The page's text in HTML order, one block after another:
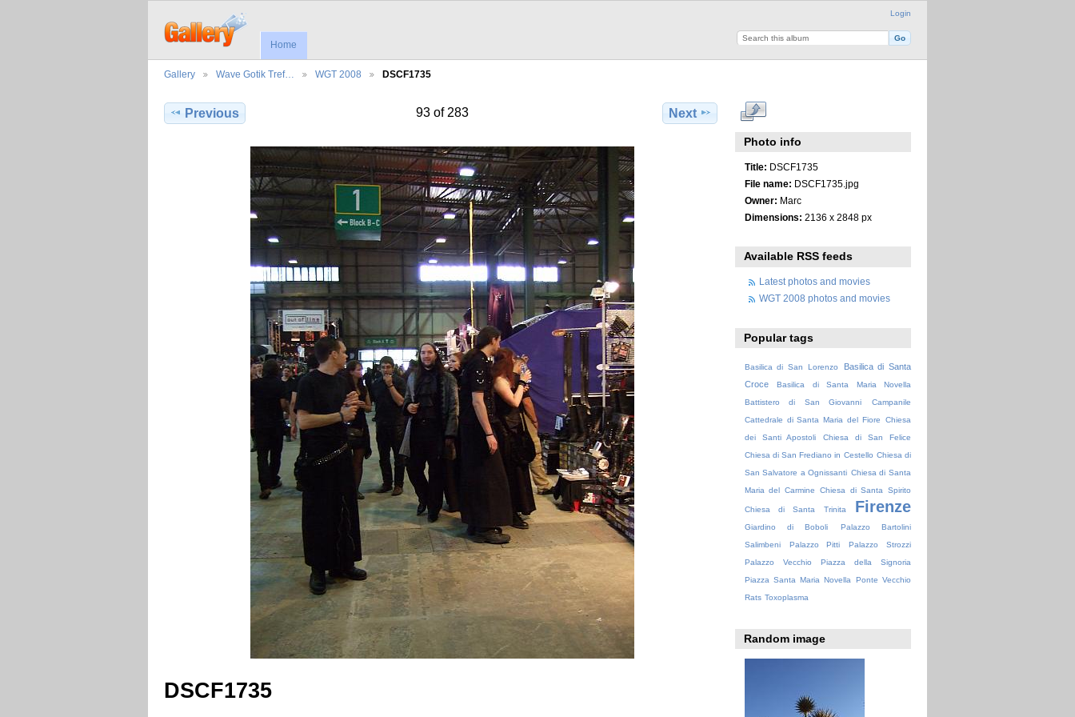
Login
Home
Gallery Wave Gotik Tref… WGT 2008 DSCF1735
Previous 93 of 283 Next
DSCF1735
Photo info
Title: DSCF1735
File name: DSCF1735.jpg
Owner: Marc
Dimensions: 2136 x 2848 px
Available RSS feeds
Latest photos and movies
WGT 2008 photos and movies
Popular tags
Basilica di San Lorenzo
Basilica di Santa
Croce
Basilica di Santa Maria Novella
Battistero di San Giovanni
Campanile
Cattedrale di Santa Maria del Fiore
Chiesa
dei Santi Apostoli
Chiesa di San Felice
Chiesa di San Frediano in Cestello Chiesa di
San Salvatore a Ognissanti Chiesa di Santa
Maria del Carmine
Chiesa di Santa Spirito
Chiesa di Santa Trinita Firenze
Giardino di Boboli
Palazzo Bartolini
Salimbeni
Palazzo Pitti
Palazzo Strozzi
Palazzo Vecchio
Piazza della Signoria
Piazza Santa Maria Novella
Ponte Vecchio
Rats Toxoplasma
Random image